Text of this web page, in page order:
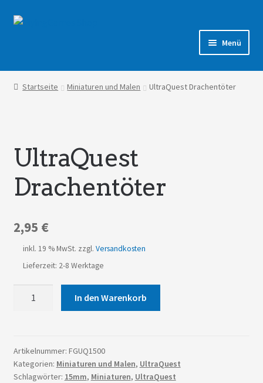
Zur
Zum
Menü
Shop
Startseite Miniaturen und Malen UltraQuest Drachentöter
UltraQuest
Drachentöter
2,95 €
inkl. 19 % MwSt. zzgl. Versandkosten
Lieferzeit: 2-8 Werktage
In den Warenkorb
Artikelnummer: FGUQ1500
Kategorien: Miniaturen und Malen, UltraQuest
Schlagwörter: 15mm, Miniaturen, UltraQuest